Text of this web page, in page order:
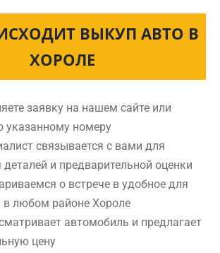
ВЫКУП АВТО В
ХОРОЛЕ
заявку на нашем сайте или
указанному номеру
связывается с вами для
деталей и предварительной оценки
о встрече в удобное для
в любом районе Хороле
автомобиль и предлагает
цену